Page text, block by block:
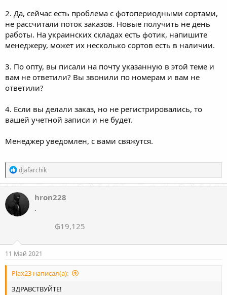
2. Да, сейчас есть проблема с фотопериодными сортами,
не рассчитали поток заказов. Новые получить не день
работы. На украинских складах есть фотик, напишите
менеджеру, может их несколько сортов есть в наличии.
3. По опту, вы писали на почту указанную в этой теме и
вам не ответили? Вы звонили по номерам и вам не
ответили?
4. Если вы делали заказ, но не регистрировались, то
вашей учетной записи и не будет.
Менеджер уведомлен, с вами свяжутся.
Р
е
а
к
ц
и
и
djafarchik
hron228
.
₲19,125
11 Май 2021
Plax23 написал(а):
ЗДРАВСТВУЙТЕ!